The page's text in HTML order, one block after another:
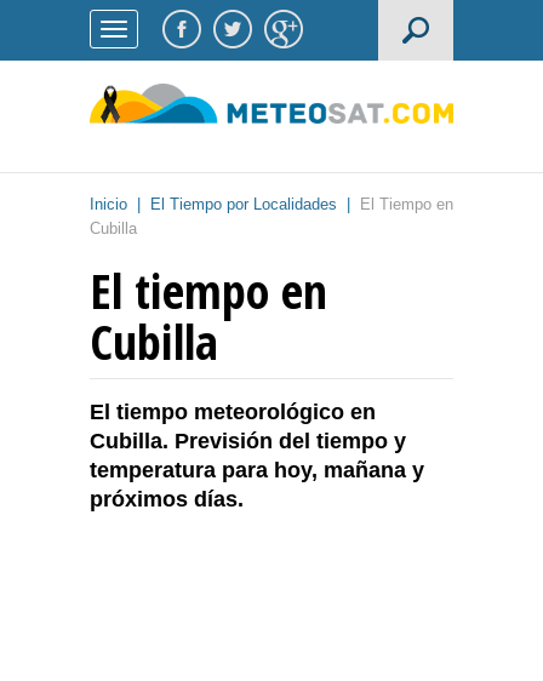
Inicio El Tiempo por Localidades
El Tiempo en
Cubilla
El tiempo en
Cubilla
El tiempo meteorológico en
Cubilla. Previsión del tiempo y
temperatura para hoy, mañana y
próximos días.